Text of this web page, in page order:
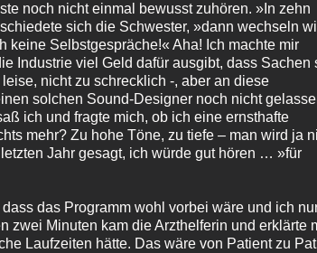
noch nicht einmal bewusst zuhören. »In zehn
sich die Schwester, »dann wechseln
keine Selbstgespräche!« Aha! Ich machte mir
Industrie viel Geld dafür ausgibt, dass Sachen
nicht zu schrecklich -, aber an diese
solchen Sound-Designer noch nicht
ich und fragte mich, ob ich eine ernsthafte
mehr? Zu hohe Töne, zu tiefe – man wird ja
Jahr gesagt, ich würde gut hören … »für
das Programm wohl vorbei wäre und ich
zwei Minuten kam die Arzthelferin und erklärte
Laufzeiten hätte. Das wäre von Patient zu